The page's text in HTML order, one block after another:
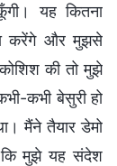
यह कितना
करेंगे और मुझसे
की तो मुझे
कभी बेसुरी हो
मैंने तैयार डेमो
कि मुझे यह संदेश